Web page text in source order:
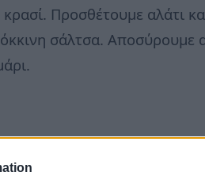
Προσθέτουμε αλάτι
σάλτσα. Αποσύρουμε